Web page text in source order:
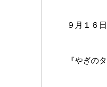
９月１６
『やぎの